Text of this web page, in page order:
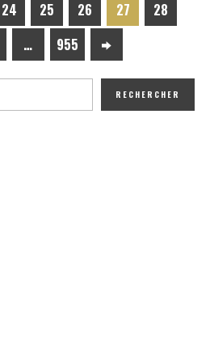
24 25 26 27
28
… 955
RECHERCHER